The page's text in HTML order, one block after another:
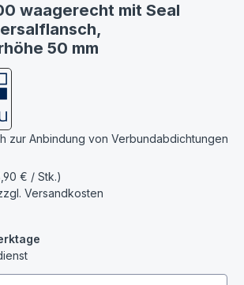
waagerecht mit Seal
50 mm
zur Anbindung von Verbundabdichtungen
€ / Stk.)
Versandkosten